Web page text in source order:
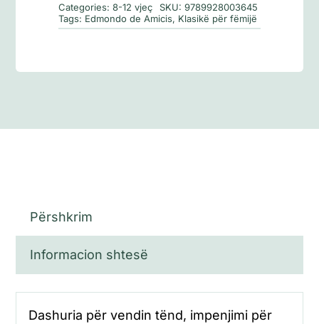
Categories:8-12 vjeç SKU:9789928003645
Tags: Edmondo de Amicis, Klasikë për fëmijë
Përshkrim
Informacion shtesë
Dashuria për vendin tënd, impenjimi për